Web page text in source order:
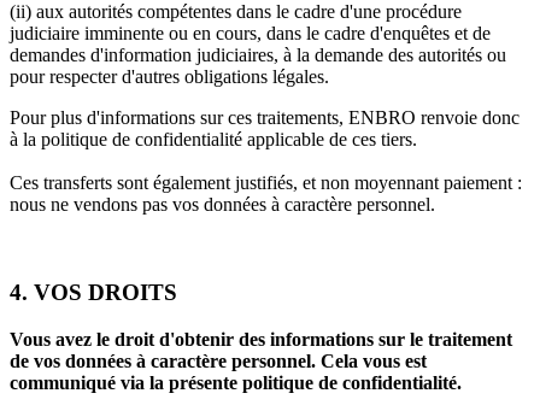
(ii) aux autorités compétentes dans le cadre d'une procédure
judiciaire imminente ou en cours, dans le cadre d'enquêtes et de
demandes d'information judiciaires, à la demande des autorités ou
pour respecter d'autres obligations légales.
Pour plus d'informations sur ces traitements, ENBRO renvoie donc
à la politique de confidentialité applicable de ces tiers.
Ces transferts sont également justifiés, et non moyennant paiement :
nous ne vendons pas vos données à caractère personnel.
4. VOS DROITS
Vous avez le droit d'obtenir des informations sur le traitement
de vos données à caractère personnel. Cela vous est
communiqué via la présente politique de confidentialité.